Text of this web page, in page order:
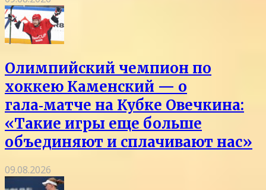
Олимпийский чемпион по
хоккею Каменский — о
гала‑матче на Кубке Овечкина:
«Такие игры еще больше
объединяют и сплачивают нас»
09.08.2026